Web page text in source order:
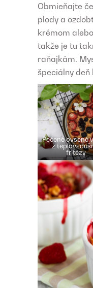
Obmieňajte
plody a
krémom
takže je tu
raňajkám.
špeciálny deň
Pečené ovsené
z
fritézy